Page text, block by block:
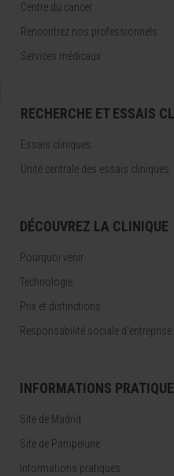
Centre du cancer
Rencontrez nos professionnels
Services médicaux
RECHERCHE ET ESSAIS
Essais cliniques
Unité centrale des essais cliniques
DÉCOUVREZ LA CLINIQUE
Pourquoi venir
Technologie
Prix et distinctions
Responsabilité sociale d'entreprise
INFORMATIONS
Site de Madrid
Site de Pampelune
Informations pratiques